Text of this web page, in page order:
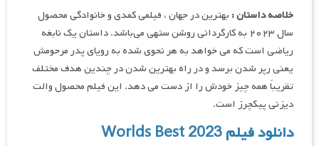
خلاصه داستان : بهترین در جهان ، فیلمی کمدی و خانوادگی محصول
سال ۲۰۲۳ به کارگردانی روشن ستهی می‌باشد. داستان یک نابغه
ریاضی است که می خواهد به هر نحوی شده به رویای پدر مرحومش
یعنی رپر شدن برسد و در راه بهترین شدن در چندین هدف مختلف
تقریباً همه چیز خودش را از دست می دهد. این فیلم محصول والت
دیزنی پیکچرز است.
دانلود فیلم Worlds Best 2023